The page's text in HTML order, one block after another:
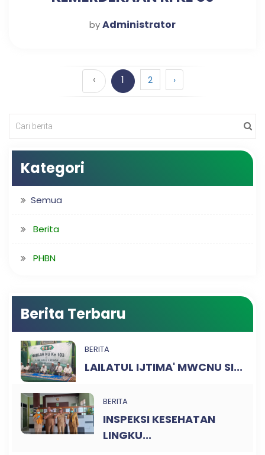
TAHUN
byAdministrator
‹ 1 2 ›
Kategori
Semua
Berita
PHBN
Berita Terbaru
BERITA
LAILATUL IJTIMA' MWCNU SI...
BERITA
INSPEKSI KESEHATAN
LINGKU...